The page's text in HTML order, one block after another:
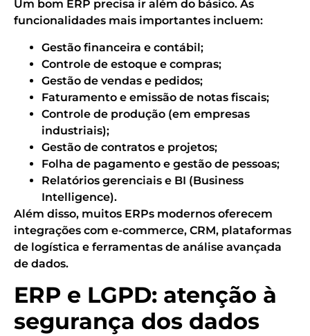
Um bom ERP precisa ir além do básico. As
funcionalidades mais importantes incluem:
Gestão financeira e contábil;
Controle de estoque e compras;
Gestão de vendas e pedidos;
Faturamento e emissão de notas fiscais;
Controle de produção (em empresas
industriais);
Gestão de contratos e projetos;
Folha de pagamento e gestão de pessoas;
Relatórios gerenciais e BI (Business
Intelligence).
Além disso, muitos ERPs modernos oferecem
integrações com e-commerce, CRM, plataformas
de logística e ferramentas de análise avançada
de dados.
ERP e LGPD: atenção à
segurança dos dados